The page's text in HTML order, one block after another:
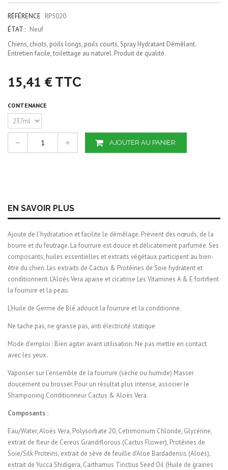
RÉFÉRENCE RP5020
ÉTAT : Neuf
Chiens, chiots, poils longs, poils courts, Spray Hydratant Démêlant.
Entretien facile, toilettage au naturel. Produit de qualité.
15,41 € TTC
CONTENANCE
AJOUTER AU PANIER
EN SAVOIR PLUS
Ajoute de l’hydratation et facilite le démêlage. Prévient des nœuds, de la
bourre et du feutrage. La fourrure est douce et délicatement parfumée. Ses
composants, huiles essentielles et extraits végétaux participent au bien-
être du chien. Les extraits de Cactus & Protéines de Soie hydratent et
conditionnent. L’Aloès Vera apaise et cicatrise Les Vitamines A & E fortifient
la fourrure et la peau.
L’Huile de Germe de Blé adoucit la fourrure et la conditionne.
Ne tache pas, ne graisse pas, anti électricité statique
Mode d’emploi : Bien agiter avant utilisation. Ne pas mettre en contact
avec les yeux.
Vaporiser sur l’ensemble de la fourrure (sèche ou humide) Masser
doucement ou brosser. Pour un résultat plus intense, associer le
Shampooing Conditionneur Cactus & Aloès Vera.
Composants :
Eau/Water, Aloès Vera, Polysorbate 20, Cetrimonium Chloride, Glycérine,
extrait de fleur de Cereus Grandiflorous (Cactus Flower), Protéines de
Soie/Silk Proteins, extrait de sève de feuille d’Aloe Bardadensis (Aloès),
extrait de Yucca Shidigera, Carthamus Tinctius Seed Oil (Huile de graines